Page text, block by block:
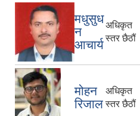
मधुसुध
न
आचार्य
अधिकृत
स्तर छैठौं
मोहन
रिजाल
अधिकृत
स्तर छैठौं